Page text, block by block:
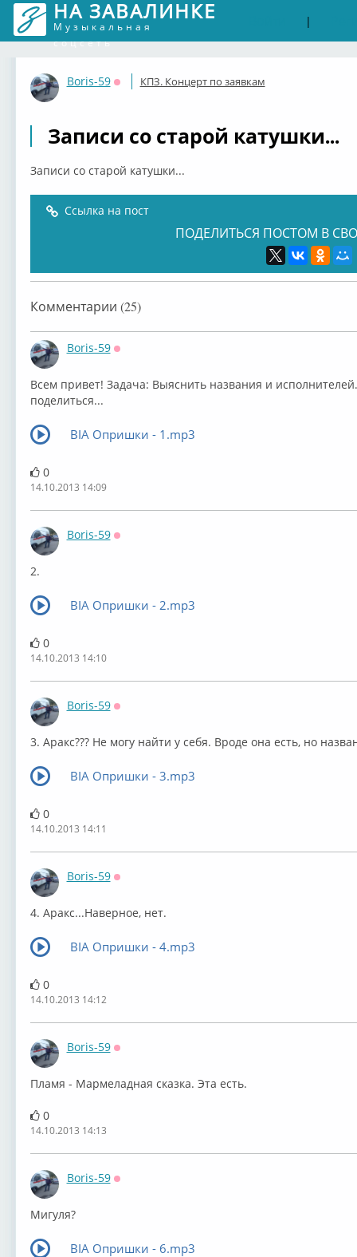
НА ЗАВАЛИНКЕ
Музыкальная
соцсеть
|
Boris-59
Оффлайн
КПЗ. Концерт по заявкам
Записи со старой катушки...
Записи со старой катушки...
Ссылка на пост
ПОДЕЛИТЬСЯ ПОСТОМ В
Комментарии (25)
Boris-59
Всем привет! Задача: Выяснить названия и
поделиться...
ВIА Опришки - 1.mp3
0
14.10.2013 14:09
Boris-59
2.
ВIА Опришки - 2.mp3
0
14.10.2013 14:10
Boris-59
3. Аракс??? Не могу найти у себя. Вроде она есть, но
ВIА Опришки - 3.mp3
0
14.10.2013 14:11
Boris-59
4. Аракс...Наверное, нет.
ВIА Опришки - 4.mp3
0
14.10.2013 14:12
Boris-59
Пламя - Мармеладная сказка. Эта есть.
0
14.10.2013 14:13
Boris-59
Мигуля?
ВIА Опришки - 6.mp3